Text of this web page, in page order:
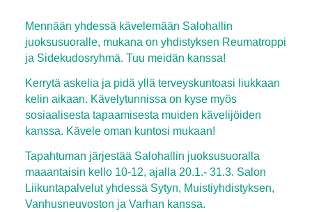
Mennään yhdessä kävelemään Salohallin
juoksusuoralle, mukana on yhdistyksen Reumatroppi
ja Sidekudosryhmä. Tuu meidän kanssa!
Kerrytä askelia ja pidä yllä terveyskuntoasi liukkaan
kelin aikaan. Kävelytunnissa on kyse myös
sosiaalisesta tapaamisesta muiden kävelijöiden
kanssa. Kävele oman kuntosi mukaan!
Tapahtuman järjestää Salohallin juoksusuoralla
maaantaisin kello 10-12, ajalla 20.1.- 31.3. Salon
Liikuntapalvelut yhdessä Sytyn, Muistiyhdistyksen,
Vanhusneuvoston ja Varhan kanssa.